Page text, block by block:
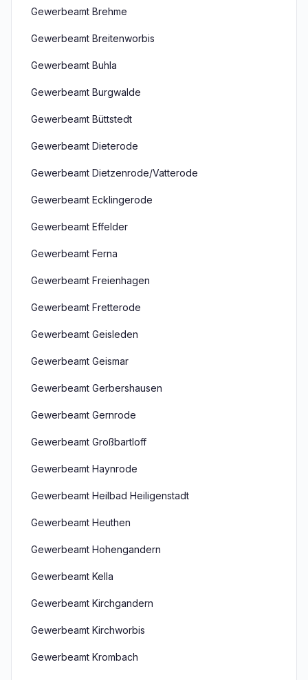
Gewerbeamt Brehme
Gewerbeamt Breitenworbis
Gewerbeamt Buhla
Gewerbeamt Burgwalde
Gewerbeamt Büttstedt
Gewerbeamt Dieterode
Gewerbeamt Dietzenrode/Vatterode
Gewerbeamt Ecklingerode
Gewerbeamt Effelder
Gewerbeamt Ferna
Gewerbeamt Freienhagen
Gewerbeamt Fretterode
Gewerbeamt Geisleden
Gewerbeamt Geismar
Gewerbeamt Gerbershausen
Gewerbeamt Gernrode
Gewerbeamt Großbartloff
Gewerbeamt Haynrode
Gewerbeamt Heilbad Heiligenstadt
Gewerbeamt Heuthen
Gewerbeamt Hohengandern
Gewerbeamt Kella
Gewerbeamt Kirchgandern
Gewerbeamt Kirchworbis
Gewerbeamt Krombach